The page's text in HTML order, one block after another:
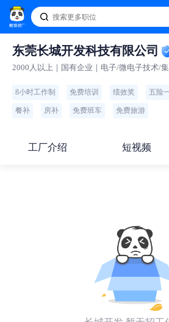
东莞长城开发科技有限公司
2000人以上｜国有企业｜电子/微电子技术/
8小时工作制 免费培训 绩效奖 五险
餐补 房补 免费班车 免费旅游
工厂介绍 短视频